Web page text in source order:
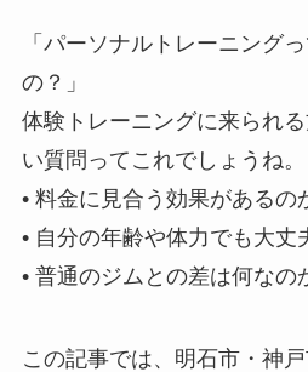
「パーソナルトレーニング
の？」
体験トレーニングに来られ
い質問ってこれでしょうね。
• 料金に見合う効果があるの
• 自分の年齢や体力でも大丈
• 普通のジムとの差は何なの
この記事では、明石市・神